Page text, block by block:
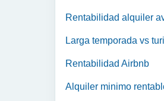
Rentabilidad alquiler
Larga temporada vs
Rentabilidad Airbnb
Alquiler minimo